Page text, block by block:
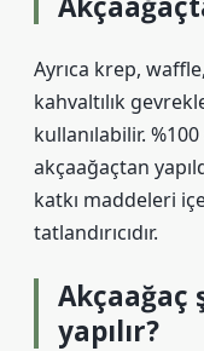
Ayrıca krep,
kahvaltılık
kullanılabilir.
akçaağaçtan
katkı maddeleri
tatlandırıcıdır.
Akçaağaç
yapılır?